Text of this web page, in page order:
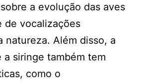
a evolução das aves
de vocalizações
natureza. Além disso, a
a siringe também tem
como o